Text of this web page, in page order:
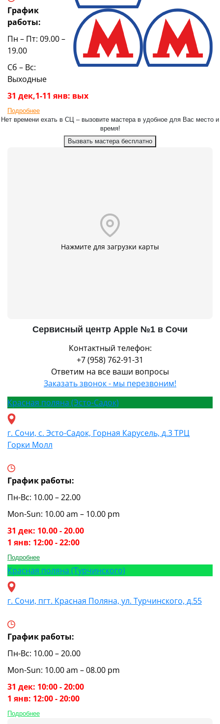
График
работы:
Пн – Пт: 09.00 –
19.00
Сб – Вс:
Выходные
31 дек,1-11 янв: вых
Подробнее
Нет времени ехать в СЦ – вызовите мастера в удобное для Вас место и
время!
Вызвать мастера бесплатно
Нажмите для загрузки карты
Сервисный центр Apple №1 в Сочи
Контактный телефон:
+7 (958) 762-91-31
Ответим на все ваши вопросы
Заказать звонок - мы перезвоним!
Красная поляна (Эсто-Садок)
г. Сочи, с. Эсто-Садок, Горная Карусель, д.3 ТРЦ
Горки Молл
График работы:
Пн-Вс: 10.00 – 22.00
Mon-Sun: 10.00 am – 10.00 pm
31 дек: 10.00 - 20.00
1 янв: 12:00 - 22:00
Подробнее
Красная поляна (Турчинского)
г. Сочи, пгт. Красная Поляна, ул. Турчинского, д.55
График работы:
Пн-Вс: 10.00 – 20.00
Mon-Sun: 10.00 am – 08.00 pm
31 дек: 10:00 - 20:00
1 янв: 12:00 - 20:00
Подробнее